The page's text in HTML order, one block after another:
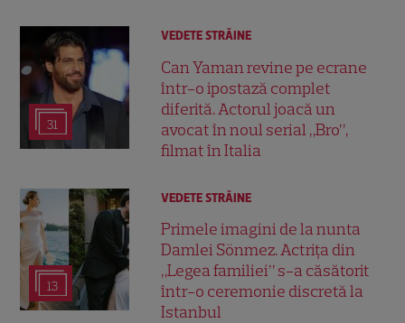
31
VEDETE STRĂINE
Can Yaman revine pe ecrane
într-o ipostază complet
diferită. Actorul joacă un
avocat în noul serial „Bro”,
filmat în Italia
13
VEDETE STRĂINE
Primele imagini de la nunta
Damlei Sönmez. Actrița din
„Legea familiei” s-a căsătorit
într-o ceremonie discretă la
Istanbul